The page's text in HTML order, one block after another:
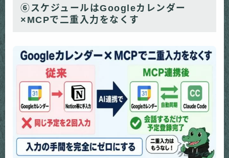
⑥スケジュールはGoogleカレンダー
×MCPで二重入力をなくす